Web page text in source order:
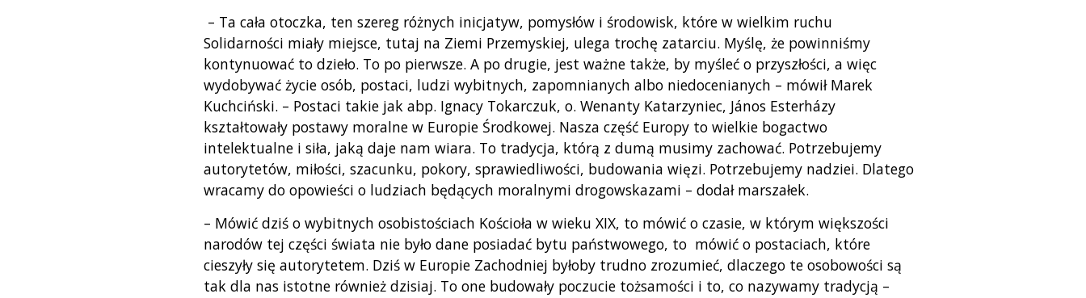
– Ta cała otoczka, ten szereg różnych inicjatyw, pomysłów i środowisk, które w wielkim ruchu
Solidarności miały miejsce, tutaj na Ziemi Przemyskiej, ulega trochę zatarciu. Myślę, że powinniśmy
kontynuować to dzieło. To po pierwsze. A po drugie, jest ważne także, by myśleć o przyszłości, a więc
wydobywać życie osób, postaci, ludzi wybitnych, zapomnianych albo niedocenianych – mówił Marek
Kuchciński. – Postaci takie jak abp. Ignacy Tokarczuk, o. Wenanty Katarzyniec, János Esterházy
kształtowały postawy moralne w Europie Środkowej. Nasza część Europy to wielkie bogactwo
intelektualne i siła, jaką daje nam wiara. To tradycja, którą z dumą musimy zachować. Potrzebujemy
autorytetów, miłości, szacunku, pokory, sprawiedliwości, budowania więzi. Potrzebujemy nadziei. Dlatego
wracamy do opowieści o ludziach będących moralnymi drogowskazami – dodał marszałek.
– Mówić dziś o wybitnych osobistościach Kościoła w wieku XIX, to mówić o czasie, w którym większości
narodów tej części świata nie było dane posiadać bytu państwowego, to mówić o postaciach, które
cieszyły się autorytetem. Dziś w Europie Zachodniej byłoby trudno zrozumieć, dlaczego te osobowości są
tak dla nas istotne również dzisiaj. To one budowały poczucie tożsamości i to, co nazywamy tradycją –